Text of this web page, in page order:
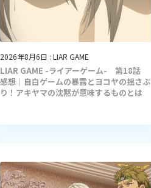
2026年8月6日 : LIAR GAME
LIAR GAME -ライアーゲーム- 第18話
感想｜自白ゲームの暴露とヨコヤの揺さぶ
り！アキヤマの沈黙が意味するものとは